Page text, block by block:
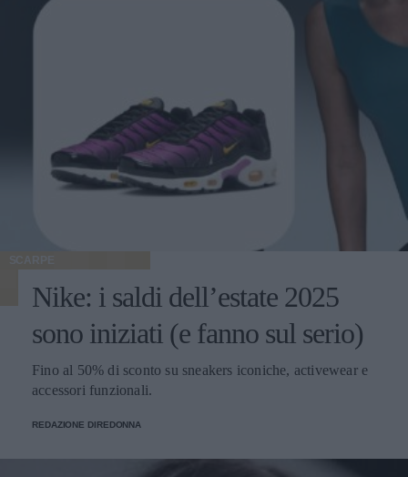
SCARPE
Nike: i saldi dell’estate 2025
sono iniziati (e fanno sul serio)
Fino al 50% di sconto su sneakers iconiche, activewear e
accessori funzionali.
REDAZIONE DIREDONNA